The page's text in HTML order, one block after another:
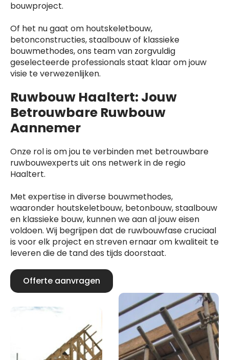
bouwproject.
Of het nu gaat om houtskeletbouw,
betonconstructies, staalbouw of klassieke
bouwmethodes, ons team van zorgvuldig
geselecteerde professionals staat klaar om jouw
visie te verwezenlijken.
Ruwbouw Haaltert: Jouw
Betrouwbare Ruwbouw
Aannemer
Onze rol is om jou te verbinden met betrouwbare
ruwbouwexperts uit ons netwerk in de regio
Haaltert.
Met expertise in diverse bouwmethodes,
waaronder houtskeletbouw, betonbouw, staalbouw
en klassieke bouw, kunnen we aan al jouw eisen
voldoen. Wij begrijpen dat de ruwbouwfase cruciaal
is voor elk project en streven ernaar om kwaliteit te
leveren die de tand des tijds doorstaat.
Offerte aanvragen